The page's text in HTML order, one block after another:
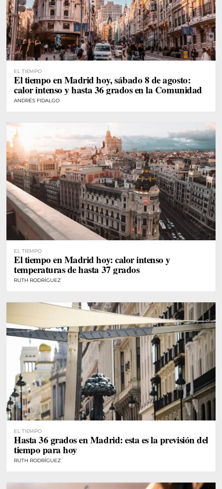
EL TIEMPO
El tiempo en Madrid hoy, sábado 8 de agosto:
calor intenso y hasta 36 grados en la Comunidad
ANDRÉS FIDALGO
EL TIEMPO
El tiempo en Madrid hoy: calor intenso y
temperaturas de hasta 37 grados
RUTH RODRÍGUEZ
EL TIEMPO
Hasta 36 grados en Madrid: esta es la previsión del
tiempo para hoy
RUTH RODRÍGUEZ